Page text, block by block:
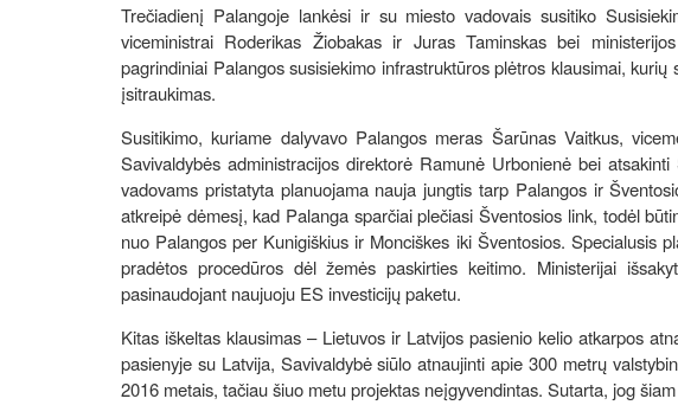
Trečiadienį Palangoje lankėsi ir su miesto vadovais susitiko
viceministrai Roderikas Žiobakas ir Juras Taminskas bei
pagrindiniai Palangos susisiekimo infrastruktūros plėtros klausimai,
įsitraukimas.
Susitikimo, kuriame dalyvavo Palangos meras Šarūnas Vaitkus,
Savivaldybės administracijos direktorė Ramunė Urbonienė bei
vadovams pristatyta planuojama nauja jungtis tarp Palangos ir
atkreipė dėmesį, kad Palanga sparčiai plečiasi Šventosios link, todėl
nuo Palangos per Kunigiškius ir Monciškes iki Šventosios. Specialusis
pradėtos procedūros dėl žemės paskirties keitimo. Ministerijai
pasinaudojant naujuoju ES investicijų paketu.
Kitas iškeltas klausimas – Lietuvos ir Latvijos pasienio kelio atkarpos
pasienyje su Latvija, Savivaldybė siūlo atnaujinti apie 300 metrų
2016 metais, tačiau šiuo metu projektas neįgyvendintas. Sutarta, jog